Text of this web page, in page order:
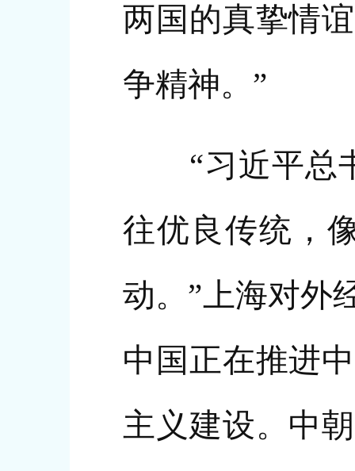
两国的真挚情
争精神。”
“习近平总书
往优良传统，
动。”上海对外
中国正在推进
主义建设。中